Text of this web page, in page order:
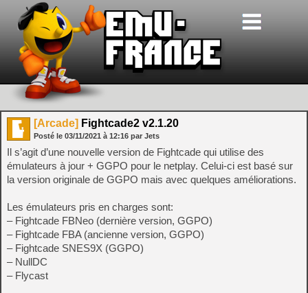
[Arcade] Fightcade2 v2.1.20
Posté le 03/11/2021 à 12:16 par Jets
Il s’agit d’une nouvelle version de Fightcade qui utilise des
émulateurs à jour + GGPO pour le netplay. Celui-ci est basé sur
la version originale de GGPO mais avec quelques améliorations.
Les émulateurs pris en charges sont:
– Fightcade FBNeo (dernière version, GGPO)
– Fightcade FBA (ancienne version, GGPO)
– Fightcade SNES9X (GGPO)
– NullDC
– Flycast